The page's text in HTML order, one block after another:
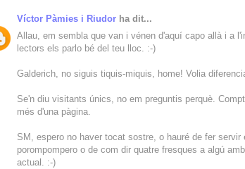
Víctor Pàmies i Riudor ha dit...
Allau, em sembla que van i vénen d'aquí capo allà i a
lectors els parlo bé del teu lloc. :-)
Galderich, no siguis tiquis-miquis, home! Volia
Se'n diu visitants únics, no em preguntis perquè.
més d'una pàgina.
SM, espero no haver tocat sostre, o hauré de fer servir
porompompero o de com dir quatre fresques a algú
actual. :-)